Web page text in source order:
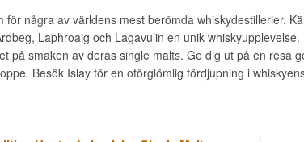
några av världens mest berömda whiskydestillerier.
Laphroaig och Lagavulin en unik
på smaken av deras single malts. Ge dig ut på en resa
Besök Islay för en oförglömlig fördjupning i